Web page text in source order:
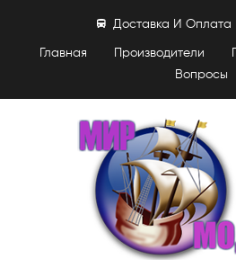
Главная Производители
Вопросы
Доставка И Оплата